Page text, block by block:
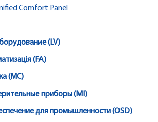
Comfort Panel
(LV)
(FA)
(MC)
приборы (MI)
для промышленности (OSD)